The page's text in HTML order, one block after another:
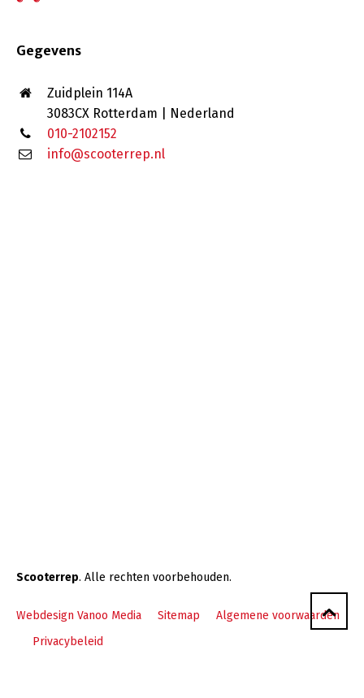
Gegevens
Zuidplein 114A
3083CX Rotterdam | Nederland
010-2102152
info@scooterrep.nl
Scooterrep. Alle rechten voorbehouden.
Webdesign Vanoo Media Sitemap
Algemene voorwaarden
Privacybeleid